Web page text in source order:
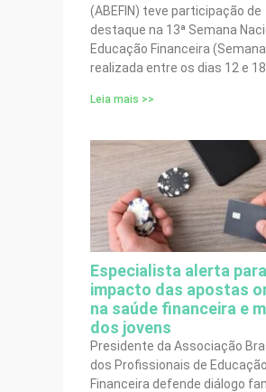
(ABEFIN) teve participação de
destaque na 13ª Semana
Educação Financeira (Semana
realizada entre os dias 12 e
Leia mais >>
Especialista alerta para
impacto das apostas
na saúde financeira e
dos jovens
Presidente da Associação
dos Profissionais de Educação
Financeira defende diálogo